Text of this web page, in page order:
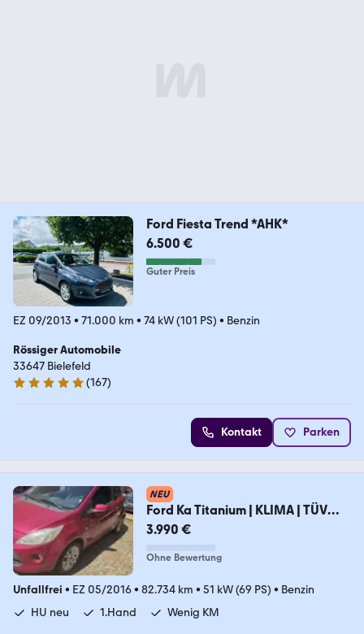
Ford Fiesta Trend *AHK*
6.500 €
Guter Preis
EZ 09/2013 • 71.000 km • 74 kW (101 PS) • Benzin
Rössiger Automobile
33647 Bielefeld
4.9 Sterne
(167)
Kontakt Parken
NEU
Ford Ka Titanium | KLIMA | TÜV
NEU | 1.HAND
3.990 €
Ohne Bewertung
Unfallfrei • EZ 05/2016• 82.734 km • 51 kW (69 PS) • Benzin
HU neu
1.Hand Wenig KM